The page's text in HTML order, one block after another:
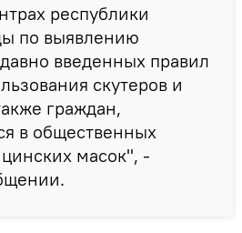
республики
по выявлению
введенных правил
скутеров и
граждан,
в общественных
масок", -